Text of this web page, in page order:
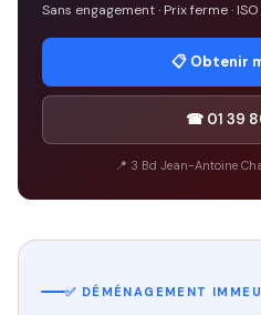
Sans engagement · Prix ferme ·
📋 Obtenir
☎ 01 39
📍 3 Bd Jean-Antoine
✅ DÉMÉNAGEMENT